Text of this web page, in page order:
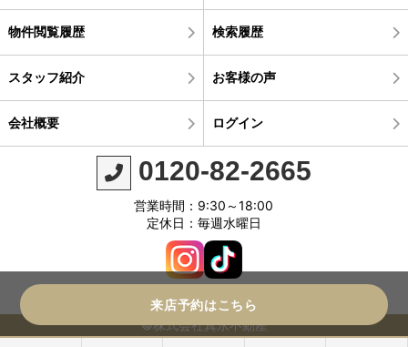
物件閲覧履歴 検索履歴
スタッフ紹介 お客様の声
会社概要 ログイン
0120-82-2665
営業時間：9:30～18:00
定休日：毎週水曜日
©株式会社真永不動産
来店予約はこちら